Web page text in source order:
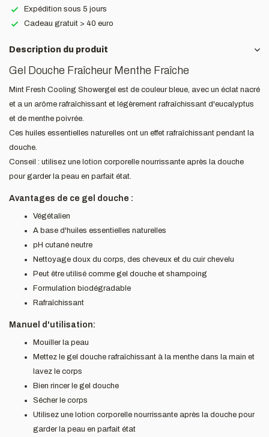
Expédition sous 5 jours
Cadeau gratuit > 40 euro
Description du produit
Gel Douche Fraîcheur Menthe Fraîche
Mint Fresh Cooling Showergel est de couleur bleue, avec un éclat nacré
et a un arôme rafraîchissant et légèrement rafraîchissant d'eucalyptus
et de menthe poivrée.
Ces huiles essentielles naturelles ont un effet rafraîchissant pendant la
douche.
Conseil : utilisez une lotion corporelle nourrissante après la douche
pour garder la peau en parfait état.
Avantages de ce gel douche :
Végétalien
A base d'huiles essentielles naturelles
pH cutané neutre
Nettoyage doux du corps, des cheveux et du cuir chevelu
Peut être utilisé comme gel douche et shampoing
Formulation biodégradable
Rafraîchissant
Manuel d'utilisation:
Mouiller la peau
Mettez le gel douche rafraîchissant à la menthe dans la main et
lavez le corps
Bien rincer le gel douche
Sécher le corps
Utilisez une lotion corporelle nourrissante après la douche pour
garder la peau en parfait état